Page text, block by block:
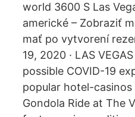
world 3600 S Las
americké – Zobraziť
mať po vytvorení
19, 2020 · LAS
possible COVID-19
popular hotel-casinos
Gondola Ride at The